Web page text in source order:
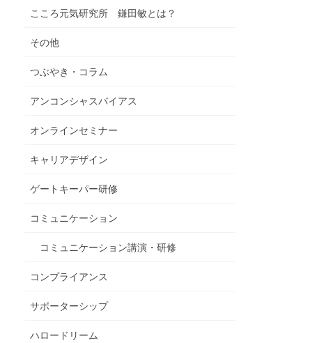
こころ元気研究所 鎌田敏とは？
その他
つぶやき・コラム
アンコンシャスバイアス
オンラインセミナー
キャリアデザイン
ゲートキーパー研修
コミュニケーション
コミュニケーション講演・研修
コンプライアンス
サポーターシップ
ハロードリーム